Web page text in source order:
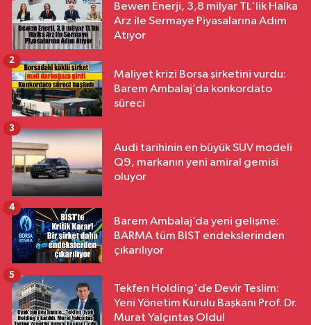
Bewen Enerji, 3,8 milyar TL'lik Halka
Arz ile Sermaye Piyasalarına Adım
Atıyor
Maliyet krizi Borsa şirketini vurdu:
Barem Ambalaj’da konkordato
süreci
2
Audi tarihinin en büyük SUV modeli
Q9, markanın yeni amiral gemisi
oluyor
3
Barem Ambalaj’da yeni gelişme:
BARMA tüm BIST endekslerinden
çıkarılıyor
4
Tekfen Holding'de Devir Teslim:
Yeni Yönetim Kurulu Başkanı Prof. Dr.
Murat Yalçıntaş Oldu!
5